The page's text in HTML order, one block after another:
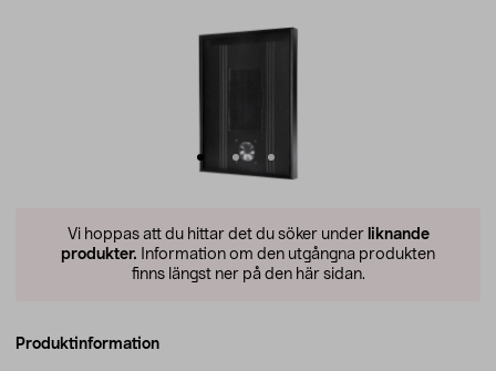
Vi hoppas att du hittar det du söker under liknande
produkter. Information om den utgångna produkten
finns längst ner på den här sidan.
Produktinformation